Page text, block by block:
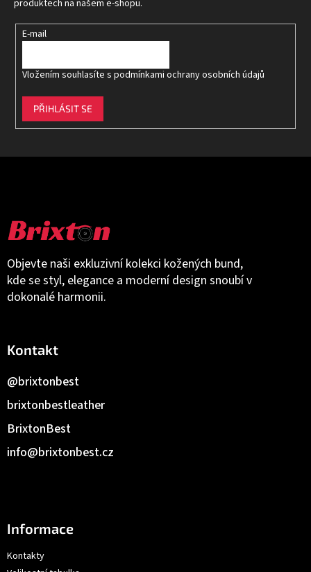
Objevte naši exkluzivní kolekci kožených bund,
kde se styl, elegance a moderní design snoubí v
dokonalé harmonii.
Kontakt
info@brixtonbest.cz
BrixtonBest
brixtonbestleather
@brixtonbest
Informace
Kontakty
produktech na našem e-shopu.
E-mail
Vložením souhlasíte s podmínkami ochrany osobních údajů
PŘIHLÁSIT SE